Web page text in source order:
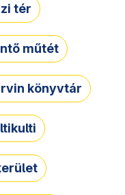
tér
műtét
könyvtár